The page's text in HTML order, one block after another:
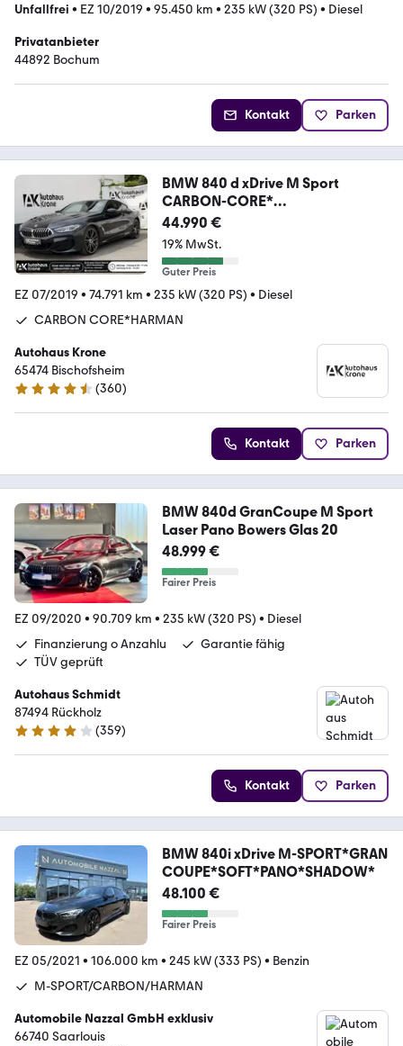
Unfallfrei • EZ 10/2019 • 95.450 km • 235 kW (320 PS) • Diesel
Privatanbieter
44892 Bochum
Kontakt Parken
BMW 840 d xDrive M Sport
CARBON-CORE*
HUD*360°CAM*H
44.990 €
19% MwSt.
Guter Preis
EZ 07/2019 • 74.791 km • 235 kW (320 PS) • Diesel
CARBON CORE*HARMAN
Autohaus Krone
65474 Bischofsheim
4.6 Sterne
(360)
Kontakt Parken
BMW 840d GranCoupe M Sport
Laser Pano Bowers Glas 20
48.999 €
Fairer Preis
EZ 09/2020 • 90.709 km • 235 kW (320 PS) • Diesel
Finanzierung o Anzahlu
Garantie fähig
TÜV geprüft
Autohaus Schmidt
87494 Rückholz
4 Sterne
(359)
Kontakt Parken
BMW 840i xDrive M-SPORT*GRAN
COUPE*SOFT*PANO*SHADOW*
48.100 €
Fairer Preis
EZ 05/2021 • 106.000 km • 245 kW (333 PS) • Benzin
M-SPORT/CARBON/HARMAN
Automobile Nazzal GmbH exklusiv
66740 Saarlouis